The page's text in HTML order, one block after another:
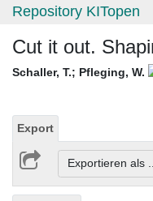
Repository KITopen
Cut it out.
Schaller, T.; Pfleging, W.
Export
Exportieren